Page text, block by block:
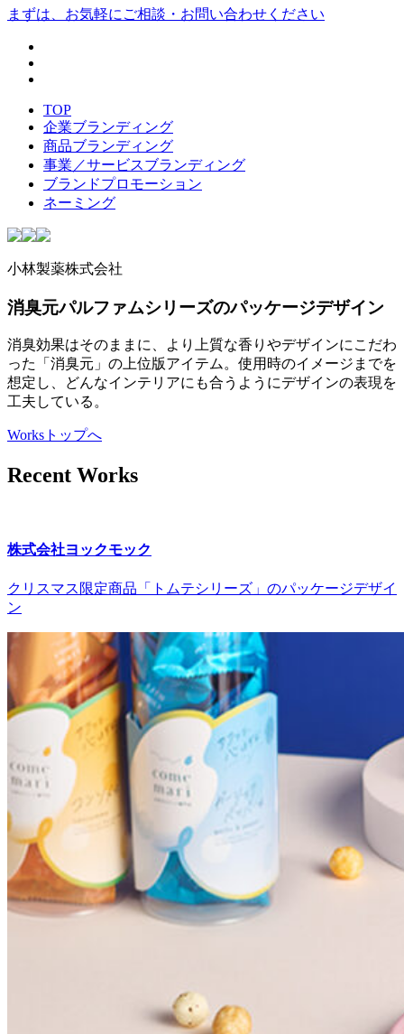
まずは、お気軽にご相談・お問い合わせください
TOP
企業ブランディング
商品ブランディング
事業／サービスブランディング
ブランドプロモーション
ネーミング
小林製薬株式会社
消臭元パルファムシリーズのパッケージデザイン
消臭効果はそのままに、より上質な香りやデザインにこだわ
った「消臭元」の上位版アイテム。使用時のイメージまでを
想定し、どんなインテリアにも合うようにデザインの表現を
工夫している。
Worksトップへ
Recent Works
株式会社ヨックモック
クリスマス限定商品「トムテシリーズ」のパッケージデザイ
ン